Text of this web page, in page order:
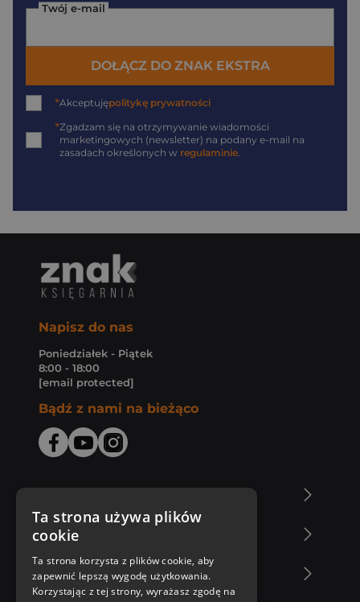
Twój e-mail
DOŁĄCZ DO ZNAK EKSTRA
*Akceptujępolitykę prywatności
*Zgadzam się na otrzymywanie wiadomości
marketingowych (newsletter) na podany e-mail na
zasadach określonych w regulaminie
Napisz do nas
Poniedziałek - Piątek
8:00 - 18:00
[email protected]
Bądź z nami na bieżąco
Zakupy u nas
Nasza oferta
Ta strona używa plików
cookie
Ta strona korzysta z plików cookie, aby
zapewnić lepszą wygodę użytkowania.
Korzystając z tej strony, wyrażasz zgodę na